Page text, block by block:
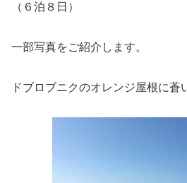
（６泊８日）
一部写真をご紹介します。
ドブロブニクのオレンジ屋根に蒼